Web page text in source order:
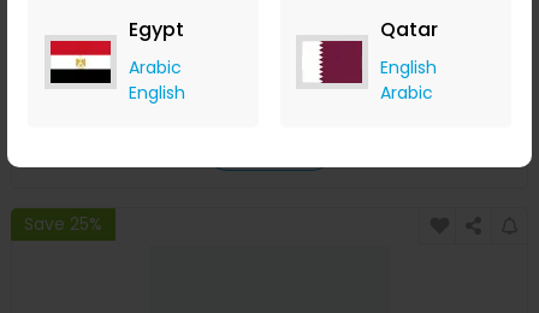
Egypt
Arabic
English
Qatar
English
Arabic
ومسامي لرياضة السباحة وصيد الأسماك واللياقة البدنية
+ Upto 9.80% Cashback
Save 25%